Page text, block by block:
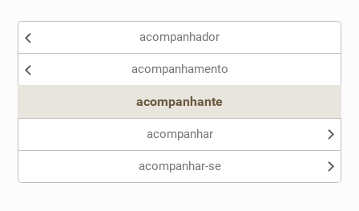
Nenhum dos sinônimos apresentados me ajudou
acompanhador
acompanhamento
acompanhante
acompanhar
acompanhar-se